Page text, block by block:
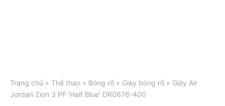
Trang chủ » Thể thao » Bóng rổ » Giày bóng rổ » Giày Air
Jordan Zion 3 PF ‘Half Blue’ DR0676-400